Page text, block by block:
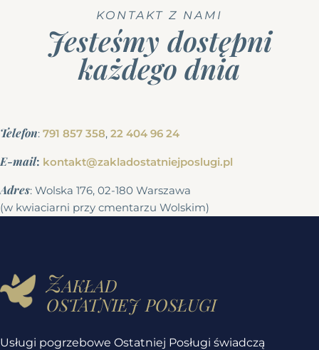
KONTAKT Z NAMI
Jesteśmy dostępni
każdego dnia
Telefon: 791 857 358, 22 404 96 24
E-mail: kontakt@zakladostatniejposlugi.pl
Adres: Wolska 176, 02-180 Warszawa
(w kwiaciarni przy cmentarzu Wolskim)
Zakład
ostatniej posługi
Usługi pogrzebowe Ostatniej Posługi świadczą